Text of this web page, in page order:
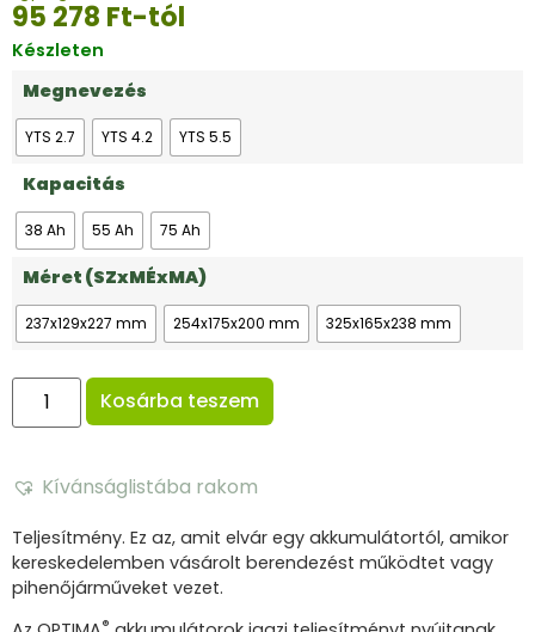
95 278 Ft-tól
Készleten
Megnevezés
YTS 2.7 YTS 4.2 YTS 5.5
Kapacitás
38 Ah 55 Ah 75 Ah
Méret (SZxMÉxMA)
237x129x227 mm 254x175x200 mm 325x165x238 mm
Kosárba teszem
Kívánságlistába rakom
Teljesítmény. Ez az, amit elvár egy akkumulátortól, amikor
kereskedelemben vásárolt berendezést működtet vagy
pihenőjárműveket vezet.
®